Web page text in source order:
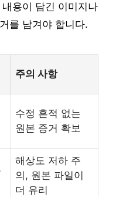
용이 담긴 이미지나
를 남겨야 합니다.
주의 사항
수정 흔적 없는
원본 증거 확보
해상도 저하 주
의, 원본 파일이
더 유리